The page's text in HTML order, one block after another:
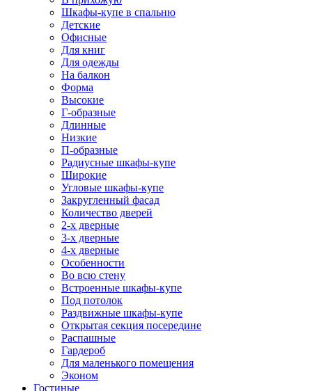
Шкафы-купе в спальню
Детские
Офисные
Для книг
Для одежды
На балкон
Форма
Высокие
Г-образные
Длинные
Низкие
П-образные
Радиусные шкафы-купе
Широкие
Угловые шкафы-купе
Закругленный фасад
Количество дверей
2-х дверные
3-х дверные
4-х дверные
Особенности
Во всю стену
Встроенные шкафы-купе
Под потолок
Раздвижные шкафы-купе
Открытая секция посередине
Распашные
Гардероб
Для маленького помещения
Эконом
Гостиные